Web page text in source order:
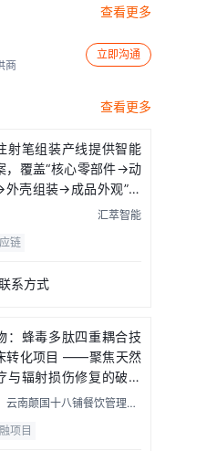
查看更多
商
立即沟通
查看更多
射笔组装产线提供智能
，覆盖“核心零部件→动
壳组装→成品外观”全
汇萃智能
链
系方式
：蜂毒多肽四重耦合技
目 ——聚焦天然
与辐射损伤修复的破局
云南颠国十八铺餐饮管理有
项目